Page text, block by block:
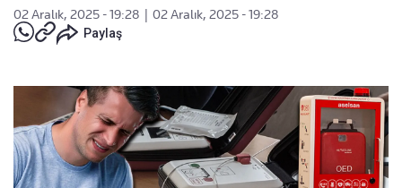
02 Aralık, 2025 - 19:28
02 Aralık, 2025 - 19:28
Paylaş